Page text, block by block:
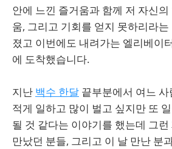
안에 느낀 즐거움과 함께 저 자신
움, 그리고 기회를 얻지 못하리라
졌고 이번에도 내려가는 엘리베이
에 도착했습니다.
지난 백수 한달 끝부분에서 여느
적게 일하고 많이 벌고 싶지만 또
될 것 같다는 이야기를 했는데 그
만났던 분들, 그리고 이 날 만난 분